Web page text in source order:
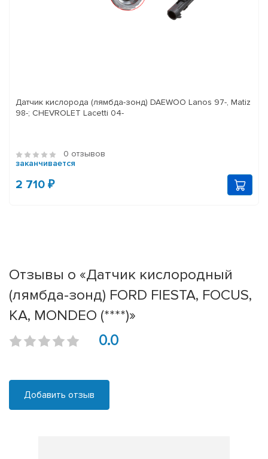
Датчик кислорода (лямбда-зонд) DAEWOO Lanos 97-, Matiz
98-; CHEVROLET Lacetti 04-
0 отзывов
заканчивается
2 710 ₽
Отзывы о «Датчик кислородный
(лямбда-зонд) FORD FIESTA, FOCUS,
KA, MONDEO (****)»
0.0
Добавить отзыв